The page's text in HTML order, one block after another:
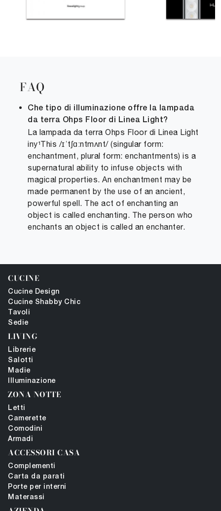
FAQ
Che tipo di illuminazione offre la lampada
da terra Ohps Floor di Linea Light?
La lampada da terra Ohps Floor di Linea Light
CUCINE
Cucine Design
Cucine Shabby Chic
Tavoli
Sedie
LIVING
Librerie
Salotti
Madie
Illuminazione
ZONA NOTTE
Letti
Camerette
Comodini
Armadi
ACCESSORI CASA
Complementi
Carta da parati
Porte per interni
Materassi